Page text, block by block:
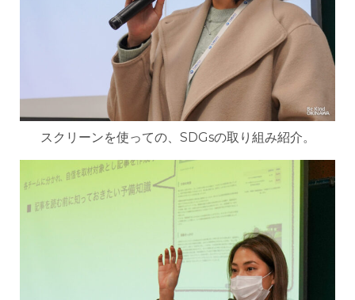
スクリーンを使っての、SDGsの取り組み紹介。